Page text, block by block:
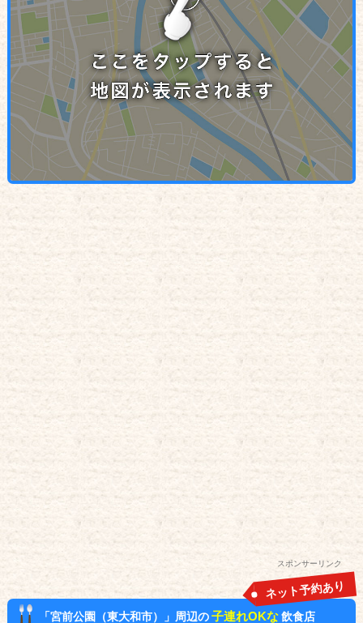
スポンサーリンク
「宮前公園（東大和市）」周辺の子連れOKな 飲食店
ネット予約あり